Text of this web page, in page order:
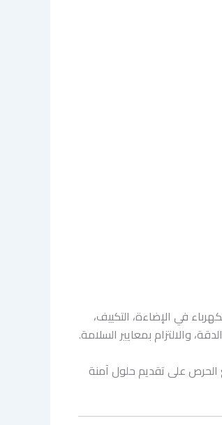
في الإضاءة، التكييف،
والالتزام بمعايير السلامة.
الحرص على تقديم حلول آمنة